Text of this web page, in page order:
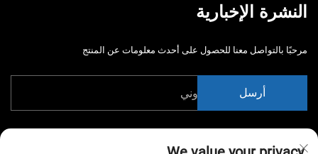
النشرة الإخبارية
مرحبًا بالتواصل معنا للحصول على أحدث معلومات عن المنتج
أرسل